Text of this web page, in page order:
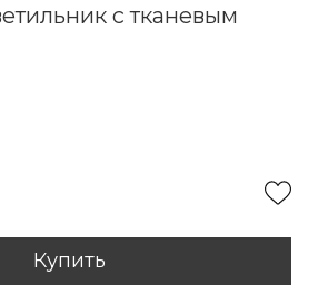
с тканевым
Купить